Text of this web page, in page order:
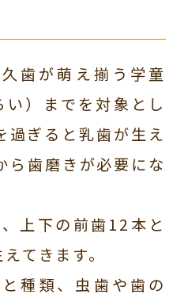
歯が萌え揃う学童
）までを対象とし
過ぎると乳歯が生え
ら歯磨きが必要にな
上下の前歯12本と
てきます。
種類、虫歯や歯の